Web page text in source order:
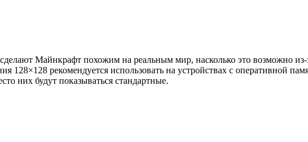
Майнкрафт похожим на реальным мир, насколько это возможно из-
128×128 рекомендуется использовать на устройствах с оперативной
них будут показываться стандартные.